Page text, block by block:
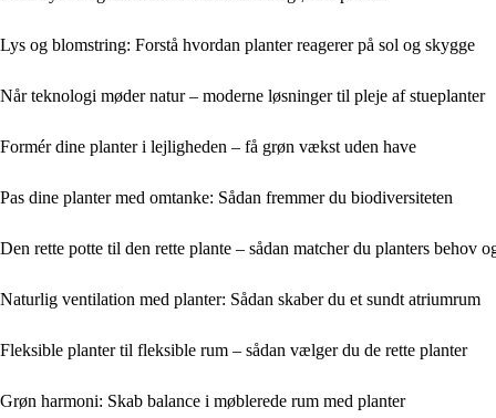
Lys og blomstring: Forstå hvordan planter reagerer på sol og skygge
Når teknologi møder natur – moderne løsninger til pleje af stueplanter
Formér dine planter i lejligheden – få grøn vækst uden have
Pas dine planter med omtanke: Sådan fremmer du biodiversiteten
Den rette potte til den rette plante – sådan matcher du planters behov
Naturlig ventilation med planter: Sådan skaber du et sundt atriumrum
Fleksible planter til fleksible rum – sådan vælger du de rette planter
Grøn harmoni: Skab balance i møblerede rum med planter